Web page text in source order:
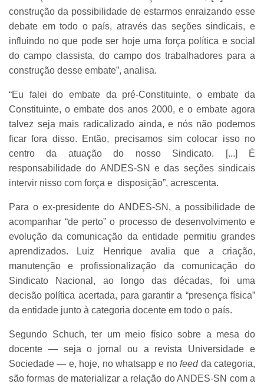
construção da possibilidade de estarmos enraizando esse
debate em todo o país, através das seções sindicais, e
influindo no que pode ser hoje uma força política e social
do campo classista, do campo dos trabalhadores para a
construção desse embate”, analisa.
“Eu falei do embate da pré-Constituinte, o embate da
Constituinte, o embate dos anos 2000, e o embate agora
talvez seja mais radicalizado ainda, e nós não podemos
ficar fora disso. Então, precisamos sim colocar isso no
centro da atuação do nosso Sindicato. [...] É
responsabilidade do ANDES-SN e das seções sindicais
intervir nisso com força e disposição”, acrescenta.
Para o ex-presidente do ANDES-SN, a possibilidade de
acompanhar “de perto” o processo de desenvolvimento e
evolução da comunicação da entidade permitiu grandes
aprendizados. Luiz Henrique avalia que a criação,
manutenção e profissionalização da comunicação do
Sindicato Nacional, ao longo das décadas, foi uma
decisão política acertada, para garantir a “presença física”
da entidade junto à categoria docente em todo o país.
Segundo Schuch, ter um meio físico sobre a mesa do
docente — seja o jornal ou a revista Universidade e
Sociedade — e, hoje, no whatsapp e nofeed da categoria,
são formas de materializar a relação do ANDES-SN com a